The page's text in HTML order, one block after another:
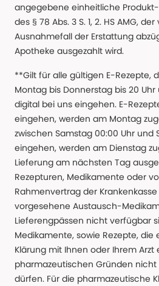
angegebene einheitliche
des § 78 Abs. 3 S. 1, 2. HS AMG,
Ausnahmefall der Erstattung
Apotheke ausgezahlt wird.
**Gilt für alle gültigen E-Rezepte,
Montag bis Donnerstag bis 20 Uhr
digital bei uns eingehen. E-
eingehen, werden am Montag
zwischen Samstag 00:00 Uhr und
eingehen, werden am Dienstag
Lieferung am nächsten Tag
Rezepturen, Medikamente oder
Rahmenvertrag der
vorgesehene Austausch-
Lieferengpässen nicht verfügbar
Medikamente, sowie Rezepte,
Klärung mit Ihnen oder Ihrem
pharmazeutischen Gründen
dürfen. Für die pharmazeutische